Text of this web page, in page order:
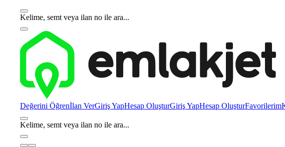
Kelime, semt veya ilan no ile ara...
Değerini Öğrenİlan VerGiriş YapHesap OluşturGiriş YapHesap OluşturFavorilerim
Kelime, semt veya ilan no ile ara...